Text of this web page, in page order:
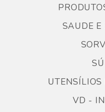
SAUDE E
UTENSÍLIOS
VD -